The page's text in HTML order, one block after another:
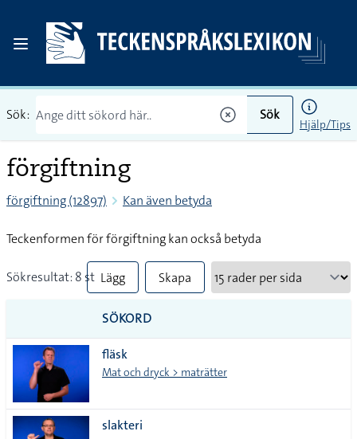
Sök: Sök
Hjälp/Tips
förgiftning
förgiftning (12897) Kan även betyda
Teckenformen för förgiftning kan också betyda
Sökresultat: 8 st Lägg
till
alla i
lista
Skapa
SÖKORD
fläsk
Mat och dryck > maträtter
slakteri